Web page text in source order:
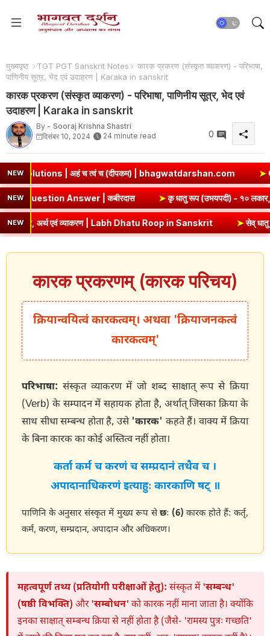
मुख्यपृष्ठ TGT PGT Sanskrit Notes
कारक प्रकरण (संस्कृत व्याकरण) - परिभाषा,
पाणिनीय सूत्र, भेद एवं उदाहरण | Karaka in sanskrit
कारक प्रकरण (संस्कृत व्याकरण) - परिभाषा, पाणिनीय सूत्र, भेद एवं
उदाहरण | Karaka in sanskrit
By - Sooraj Krishna Shastri
दिसंबर 10, 2024
24 minute read 0
NEWच त्वं च (दीपकम) | bhagwatdarshan.com ➤Class 6
NEW
5 Summary & Question Answer | कबीरदास ➤कृ धातु रूप
NEW
एवं व्याकरण | Labh Dhatu Roop in Sanskrit ➤सेव् धातु रूप - १०
कारक प्रकरणम् (कारक परिचय)
क्रियान्वयित्वं कारकत्वम्। अथवा 'क्रियाजनकत्वं
कारकत्वम्'
परिभाषा: संस्कृत व्याकरण में जो शब्द साक्षात् रूप से क्रिया
(Verb) के सम्पादन में सहायक होता है, अर्थात् जिसका क्रिया के
साथ सीधा सम्बन्ध होता है, उसे'कारक' कहते हैं। वाक्य में क्रिया
के बिना कारक का कोई अस्तित्व नहीं होता।
कर्ता कर्म च करणं च सम्प्रदानं तथैव च ।
अपादानाधिकरणं इत्याहुः कारकाणि षट् ॥
पाणिनि के अनुसार संस्कृत में मुख्य रूप सेछः (6) कारक होते हैं: कर्तृ,
कर्म, करण, सम्प्रदान, अपादान और अधिकरण।
महत्वपूर्ण तथ्य (प्रतियोगी परीक्षाओं हेतु): संस्कृत में 'सम्बन्ध'
(षष्ठी विभक्ति) और 'सम्बोधन' को कारक नहीं माना जाता है। क्योंकि
इनका साक्षात् सम्बन्ध क्रिया से नहीं होता है (जैसे- 'रामस्य पुत्रः गच्छति'